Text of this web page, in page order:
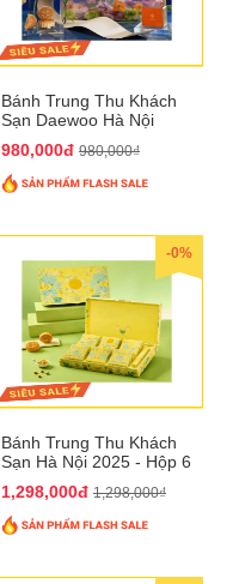
Bánh Trung Thu Khách
Sạn Daewoo Hà Nội
QTTT31
980,000đ 980,000₫
-0%
Bánh Trung Thu Khách
Sạn Hà Nội 2025 - Hộp 6
1,298,000đ 1,298,000₫